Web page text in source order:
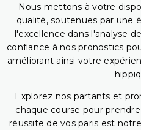
Nous mettons à votre
qualité, soutenues par une
l'excellence dans l'analyse
confiance à nos pronostics
améliorant ainsi votre
Explorez nos partants et
chaque course pour
réussite de vos paris est